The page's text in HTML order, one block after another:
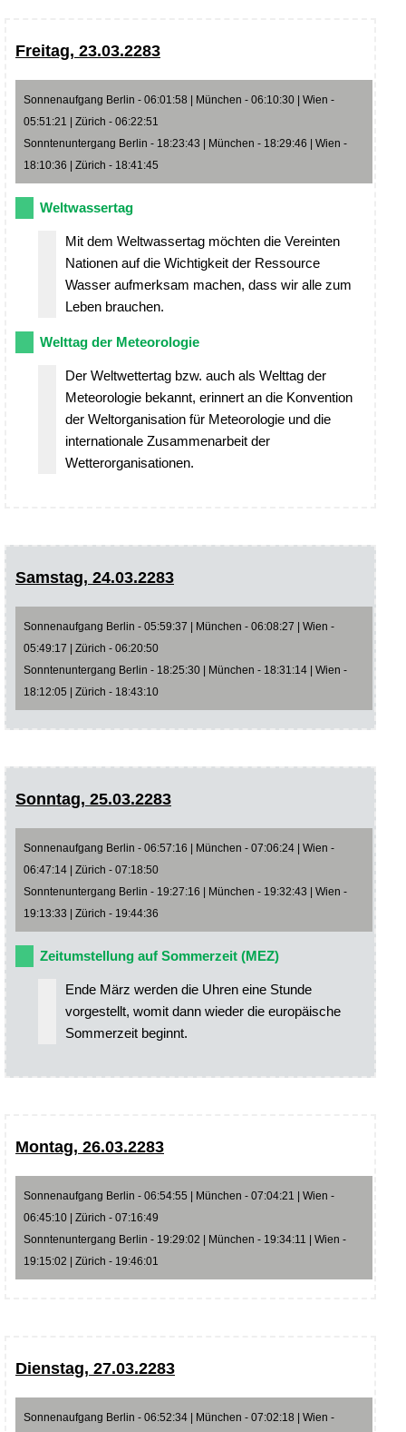
Freitag, 23.03.2283
Sonnenaufgang Berlin - 06:01:58 | München - 06:10:30 | Wien -
05:51:21 | Zürich - 06:22:51
Sonntenuntergang Berlin - 18:23:43 | München - 18:29:46 | Wien -
18:10:36 | Zürich - 18:41:45
Weltwassertag
Mit dem Weltwassertag möchten die Vereinten
Nationen auf die Wichtigkeit der Ressource
Wasser aufmerksam machen, dass wir alle zum
Leben brauchen.
Welttag der Meteorologie
Der Weltwettertag bzw. auch als Welttag der
Meteorologie bekannt, erinnert an die Konvention
der Weltorganisation für Meteorologie und die
internationale Zusammenarbeit der
Wetterorganisationen.
Samstag, 24.03.2283
Sonnenaufgang Berlin - 05:59:37 | München - 06:08:27 | Wien -
05:49:17 | Zürich - 06:20:50
Sonntenuntergang Berlin - 18:25:30 | München - 18:31:14 | Wien -
18:12:05 | Zürich - 18:43:10
Sonntag, 25.03.2283
Sonnenaufgang Berlin - 06:57:16 | München - 07:06:24 | Wien -
06:47:14 | Zürich - 07:18:50
Sonntenuntergang Berlin - 19:27:16 | München - 19:32:43 | Wien -
19:13:33 | Zürich - 19:44:36
Zeitumstellung auf Sommerzeit (MEZ)
Ende März werden die Uhren eine Stunde
vorgestellt, womit dann wieder die europäische
Sommerzeit beginnt.
Montag, 26.03.2283
Sonnenaufgang Berlin - 06:54:55 | München - 07:04:21 | Wien -
06:45:10 | Zürich - 07:16:49
Sonntenuntergang Berlin - 19:29:02 | München - 19:34:11 | Wien -
19:15:02 | Zürich - 19:46:01
Dienstag, 27.03.2283
Sonnenaufgang Berlin - 06:52:34 | München - 07:02:18 | Wien -